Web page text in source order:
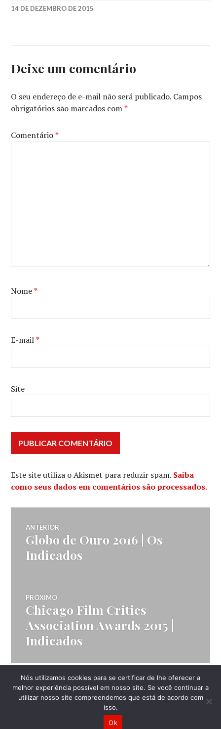
14 DE DEZEMBRO DE 2015
FILM
CRITICS
CRITICS
AWARDS,
SLIDE
Deixe um comentário
O seu endereço de e-mail não será publicado. Campos
obrigatórios são marcados com*
Comentário*
Nome*
E-mail*
Site
Este site utiliza o Akismet para reduzir spam. Saiba
como seus dados em comentários são processados.
Navegação
de
ANTERIOR
Post
anterior:
Globo de Ouro 2016 | Os
Indicados
PRÓXIMO
Próximo
post:
Chicago Film Critics
Association Awards 2015 |
Indicados
LATERAL
Tema: Canard por
Nós utilizamos cookies para se certificar de lhe oferecer a
melhor experiência possível em nosso site. Se você continuar a
utilizar nosso site compreendemos que está de acordo com
isso.
Ok